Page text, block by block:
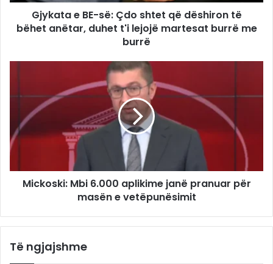
Gjykata e BE-së: Çdo shtet që dëshiron të
bëhet anëtar, duhet t'i lejojë martesat burrë me
burrë
Mickoski: Mbi 6.000 aplikime janë pranuar për
masën e vetëpunësimit
Të ngjajshme